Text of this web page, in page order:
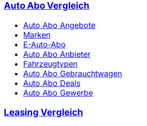
Auto Abo Vergleich
Auto Abo Angebote
Marken
E-Auto-Abo
Auto Abo Anbieter
Fahrzeugtypen
Auto Abo Gebrauchtwagen
Auto Abo Deals
Auto Abo Gewerbe
Leasing Vergleich